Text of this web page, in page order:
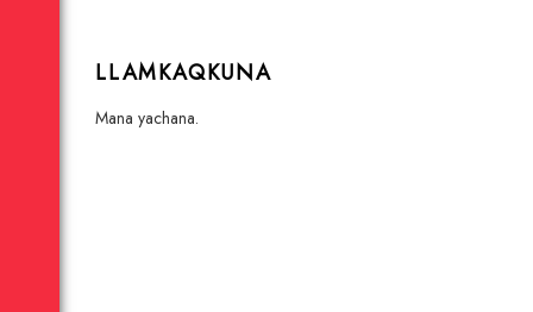
LLAMKAQKUNA
mana yachana.